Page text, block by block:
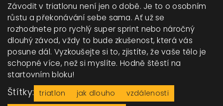
Závodit v triatlonu není jen o době. Je to o osobním
růstu a překonávání sebe sama. Ať už se
rozhodnete pro rychlý super sprint nebo náročný
dlouhý závod, vždy to bude zkušenost, která vás
posune dál. Vyzkoušejte si to, zjistíte, že vaše tělo je
schopné více, než si myslíte. Hodně štěstí na
startovním bloku!
Štítky: triatlon jak dlouho
vzdálenosti